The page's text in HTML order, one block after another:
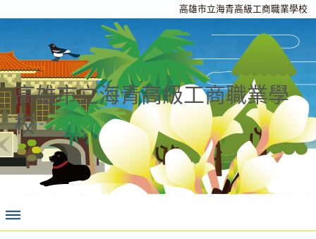
高雄市立海青高級工商職業學校
高雄市立海青高級工商職業學
校